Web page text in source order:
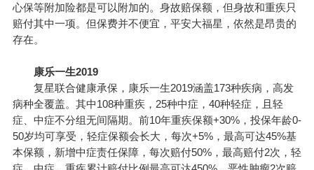
心保等附加险都是可以附加的。身故赔保额，但身故和重疾只
赔付其中一项。但保费并不便宜，平安大福星，依然是昂贵的
存在。
康乐一生2019
复星联合健康承保，康乐一生2019涵盖173种疾病，高发
病种全覆盖。其中108种重疾，25种中症，40种轻症，且轻
症、中症不分组无间隔期。前10年重疾保额+30%，投保年龄0-
50岁均可享受，轻症保额会长大，每次+5%，最高可达45%基
本保额，新增中症责任保障，每次赔付50%，最高赔付2次，轻